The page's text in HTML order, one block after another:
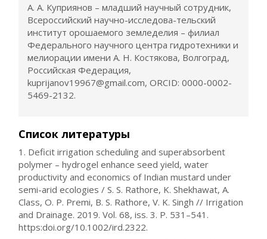
А. А. Куприянов – младший научный сотрудник,
Всероссийский научно-исследова-тельский
институт орошаемого земледелия – филиал
Федерального научного центра гидротехники и
мелиорации имени А. Н. Костякова, Волгоград,
Российская Федерация,
kuprijanov19967@gmail.com, ORCID: 0000-0002-
5469-2132.
Список литературы
1. Deficit irrigation scheduling and superabsorbent
polymer – hydrogel enhance seed yield, water
productivity and economics of Indian mustard under
semi-arid ecologies / S. S. Rathore, K. Shekhawat, A.
Class, O. P. Premi, B. S. Rathore, V. K. Singh // Irrigation
and Drainage. 2019. Vol. 68, iss. 3. P. 531–541.
https:doi.org/10.1002/ird.2322.